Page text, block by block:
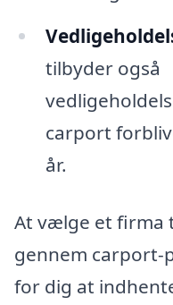
tilbyder også
carport
år.
At vælge et firma
gennem carport-
for dig at